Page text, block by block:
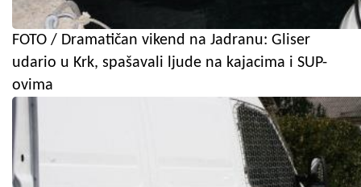
FOTO / Dramatičan vikend na Jadranu: Gliser
udario u Krk, spašavali ljude na kajacima i SUP-
ovima